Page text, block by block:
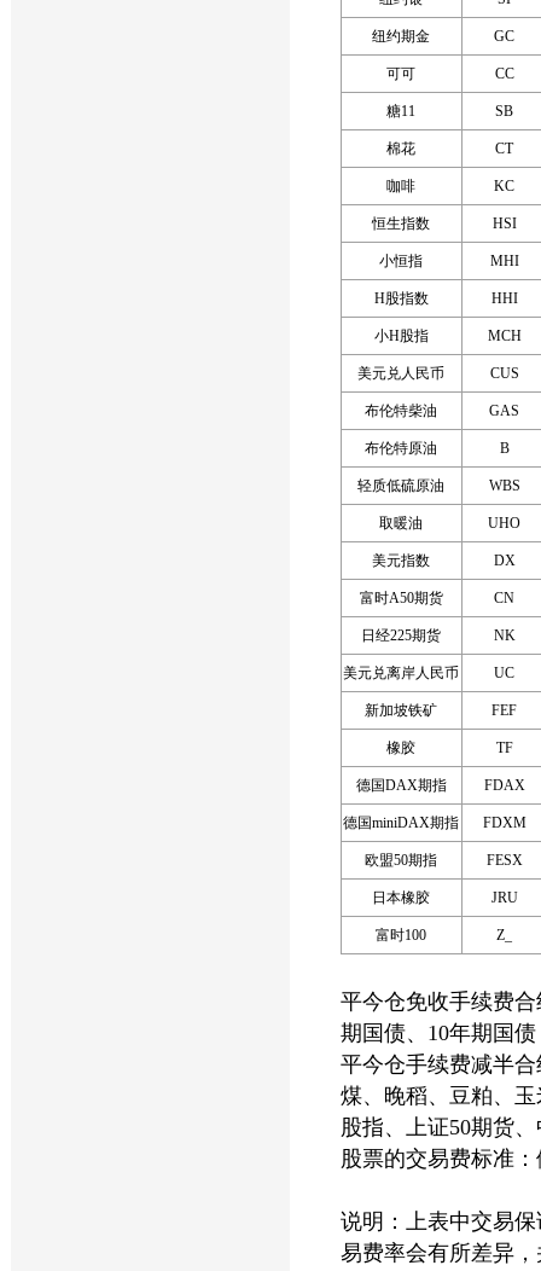
纽约期金 GC
可可 CC
糖11 SB
棉花 CT
咖啡 KC
恒生指数 HSI
小恒指 MHI
H股指数 HHI
小H股指 MCH
美元兑人民币 CUS
布伦特柴油 GAS
布伦特原油 B
轻质低硫原油 WBS
取暖油 UHO
美元指数 DX
富时A50期货 CN
日经225期货 NK
美元兑离岸人民币 UC
新加坡铁矿 FEF
橡胶 TF
德国DAX期指 FDAX
德国miniDAX期指 FDXM
欧盟50期指 FESX
日本橡胶 JRU
富时100 Z_
平今仓免收手续费
期国债、10年期国债
平今仓手续费减半
煤、晚稻、豆粕、
股指、上证50期货
股票的交易费标准
说明：上表中交易
易费率会有所差异